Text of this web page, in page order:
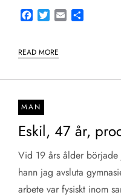
Facebook
TwitterEmail
READ MORE
MAN
Eskil, 47 år,
Vid 19 års ålder började
hann jag avsluta
arbete var fysiskt inom